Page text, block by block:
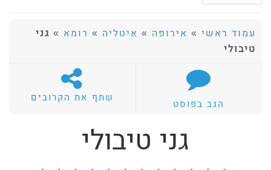
עמוד ראשי » אירופה » איטליה » רומא » גני
טיבולי
הגב בפוסט שתף את הקרובים
גני טיבולי